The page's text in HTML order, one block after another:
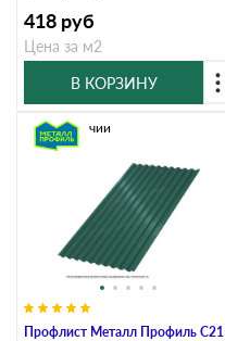
418 руб
Цена за м2
В КОРЗИНУ
Профлист Металл Профиль C21
В наличии